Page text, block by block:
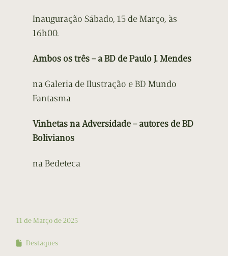
Inauguração Sábado, 15 de Março, às
16h00.
Ambos os três – a BD de Paulo J. Mendes
na Galeria de Ilustração e BD Mundo
Fantasma
Vinhetas na Adversidade – autores de BD
Bolivianos
na Bedeteca
11 de Março de 2025
Destaques